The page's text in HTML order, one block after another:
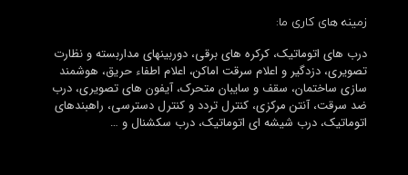
زمینه های کاری ما:
درب های اتوماتیک، کرکره های برقی، دوربینهای مداربسته و نظارت
تصویری، دزدگیر و اعلام سرقت اماکن، اعلام اطفاء حریق، هوشمند
سازی ساختمان، سقف و سایبان متحرک، آیفون های تصویری، درب
ضد سرقت، آنتن مرکزی، کنترل تردد و کنترل دسترسی، راهبندهای
اتوماتیک، درب شیشه ای اتوماتیک، درب سکشنال و …